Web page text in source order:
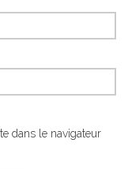
dans le navigateur